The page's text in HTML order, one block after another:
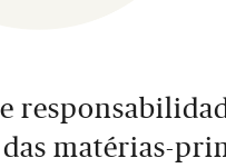
matérias-